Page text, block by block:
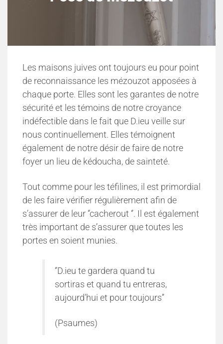
Les maisons juives ont toujours eu pour point
de reconnaissance les mézouzot apposées à
chaque porte. Elles sont les garantes de notre
sécurité et les témoins de notre croyance
indéfectible dans le fait que D.ieu veille sur
nous continuellement. Elles témoignent
également de notre désir de faire de notre
foyer un lieu de kédoucha, de sainteté.
Tout comme pour les téfilines, il est primordial
de les faire vérifier régulièrement afin de
s’assurer de leur ‘’cacherout ‘’. Il est également
très important de s’assurer que toutes les
portes en soient munies.
‘’D.ieu te gardera quand tu
sortiras et quand tu entreras,
aujourd’hui et pour toujours’’
(Psaumes)